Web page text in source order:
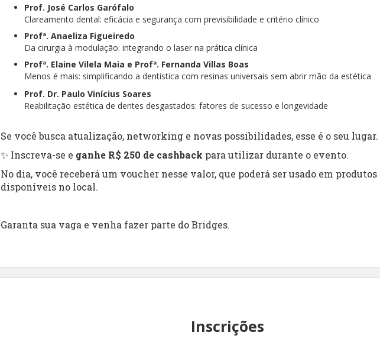
Prof. José Carlos Garófalo
Clareamento dental: eficácia e segurança com previsibilidade e critério clínico
Profª. Anaeliza Figueiredo
Da cirurgia à modulação: integrando o laser na prática clínica
Profª. Elaine Vilela Maia e Profª. Fernanda Villas Boas
Menos é mais: simplificando a dentística com resinas universais sem abrir mão da estética
Prof. Dr. Paulo Vinícius Soares
Reabilitação estética de dentes desgastados: fatores de sucesso e longevidade
Se você busca atualização, networking e novas possibilidades, esse é o seu lugar.
✨ Inscreva-se e ganhe R$ 250 de cashback para utilizar durante o evento.
No dia, você receberá um voucher nesse valor, que poderá ser usado em
disponíveis no local.
Garanta sua vaga e venha fazer parte do Bridges.
Inscrições